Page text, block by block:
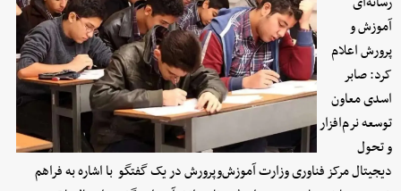
آموزش و
پرورش اعلام
کرد: صابر
اسدی معاون
توسعه نرم‌افزار
و تحول
دیجیتال مرکز فناوری وزارت آموزش‌وپرورش در یک گفتگو با اشاره به فراهم